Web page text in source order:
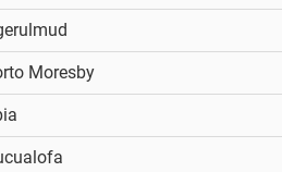
Moresby